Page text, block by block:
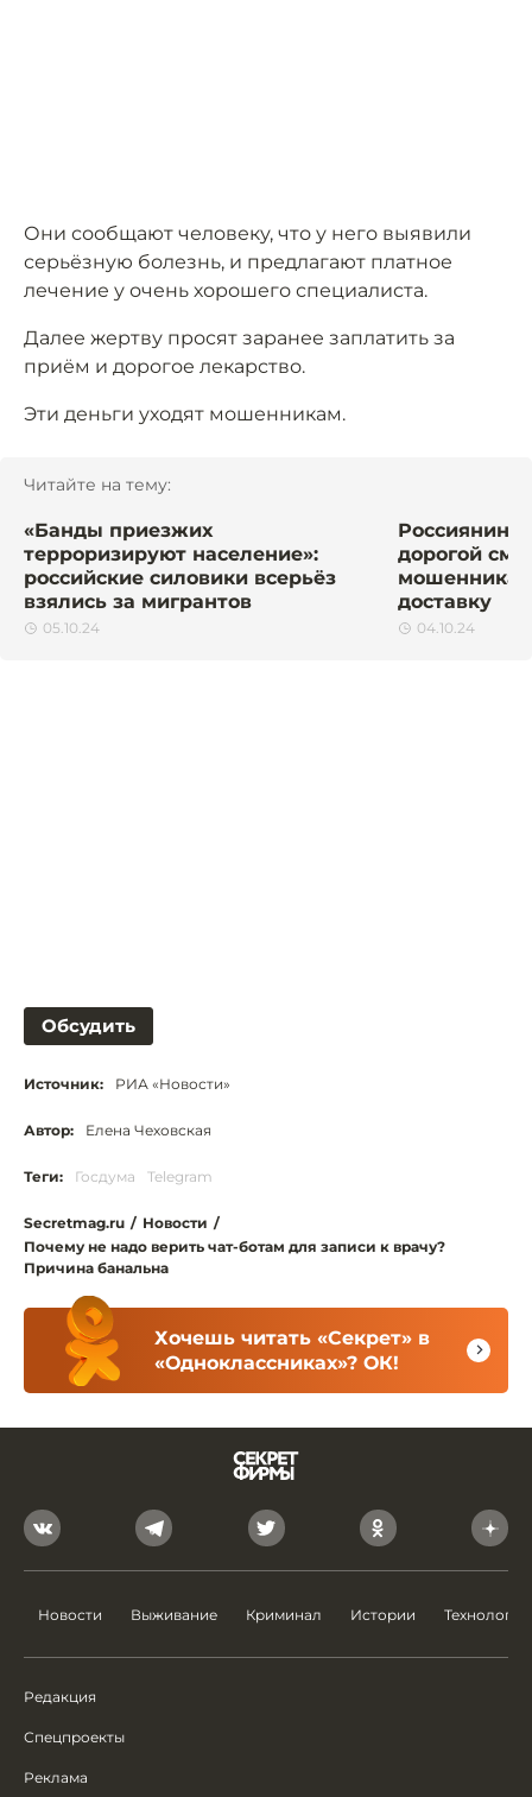
Они сообщают человеку, что у него выявили
серьёзную болезнь, и предлагают платное
лечение у очень хорошего специалиста.
Далее жертву просят заранее заплатить за
приём и дорогое лекарство.
Эти деньги уходят мошенникам.
Читайте на тему:
«Банды приезжих
терроризируют население»:
российские силовики всерьёз
взялись за мигрантов
05.10.24
Россиянин
дорогой
доставку
04.10.24
Обсудить
Источник: РИА «Новости»
Автор: Елена Чеховская
Теги: Госдума Telegram
Secretmag.ru / Новости /
Почему не надо верить чат-ботам для записи к врачу?
Причина банальна
Хочешь читать «Секрет» в
«Одноклассниках»? ОК!
Новости Выживание Криминал Истории Технологии
Редакция
Спецпроекты
Реклама